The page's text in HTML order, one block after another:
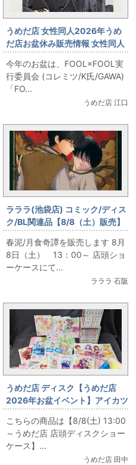
うめだ店 女性同人2026年うめ
だ店お盆休み販売情報 女性同人
誌コーナー FOOL×FOOL実行委
員会 (コレミツ/K氏/GAWA)
「FOOL×FOOL」をお出しま
す！
今年のお盆は、FOOL×FOOL実
行委員会 (コレミツ/K氏/GAWA)
「FO...
うめだ店 江口
ラララ(池袋店) コミック/ディス
ク/BL関連品【8/8（土）販売】
🌕春泥/月食奇譚を販売します🌕
春泥/月食奇譚を販売します 8月
8日（土） 13：00～ 店頭ショ
ーケースにて...
ラララ 石阪
うめだ店 ディスク【うめだ店
2026年お盆イベント】アイカツ
シリーズ Blu-ray各種まとめて
お出しします!
こちらの商品は【8/8(土) 13:00
～うめだ店 店頭ディスクショー
ケース】...
うめだ店 田中